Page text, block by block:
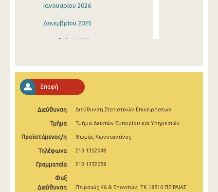
Ιανουαρίου 2026
Δεκεμβρίου 2025
Νοεμβρίου 2025
Αυγούστου 2025
Ιουλίου 2025
Ιουνίου 2025
Μαΐου 2025
Απριλίου 2025
Μαρτίου 2025
Επαφή
Διεύθυνση Διεύθυνση Στατιστικών Επιχειρήσεων
Τμήμα Τμήμα Δεικτών Εμπορίου και Υπηρεσιών
Προϊστάμενος/η Θωμάς Κωνσταντίνος
Τηλέφωνα 213 1352048
Γραμματεία 213 1352058
Φαξ
Διεύθυνση
Πειραιώς 46 & Επονιτών, ΤΚ 18510 ΠΕΙΡΑΙΑΣ